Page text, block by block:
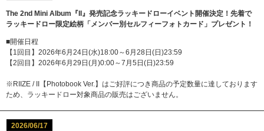
The 2nd Mini Album『II』発売記念ラッキードローイベント開催決定！先着で
ラッキードロー限定絵柄「メンバー別セルフィーフォトカード」プレゼント！
■開催日程
【1回目】2026年6月24日(水)18:00～6月28日(日)23:59
【2回目】2026年6月29日(月)0:00～7月5日(日)23:59
※RIIZE / II【Photobook Ver.】はご好評につき商品の予定数量に達しております
ため、ラッキードロー対象商品の販売はございません。
2026/06/17